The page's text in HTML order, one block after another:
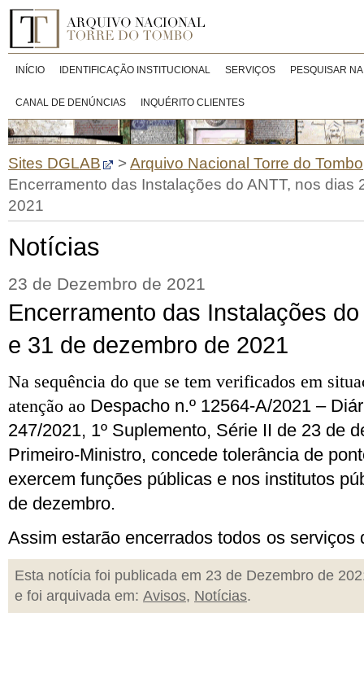
INÍCIO IDENTIFICAÇÃO INSTITUCIONAL SERVIÇOS PESQUISAR
CANAL DE DENÚNCIAS INQUÉRITO CLIENTES
Sites DGLAB >Arquivo Nacional Torre do Tombo
Encerramento das Instalações do ANTT, nos dias
2021
Notícias
23 de Dezembro de 2021
Encerramento das Instalações
e 31 de dezembro de 2021
Na sequência do que se tem verificados em
atenção ao Despacho n.º 12564-A/2021 –
247/2021, 1º Suplemento, Série II de 23 de
Primeiro-Ministro, concede tolerância de
exercem funções públicas e nos institutos
de dezembro.
Assim estarão encerrados todos os serviços
Esta notícia foi publicada em 23 de Dezembro de
e foi arquivada em: Avisos, Notícias.